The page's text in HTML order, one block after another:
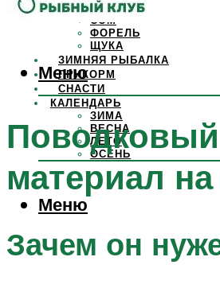
САЗАН
СОМ
ФОРЕЛЬ
ЩУКА
ЗИМНЯЯ РЫБАЛКА
ПРИКОРМ
СНАСТИ
КАЛЕНДАРЬ
ЗИМА
ВЕСНА
ЛЕТО
ОСЕНЬ
Меню
Меню
Поводковый
материал
Зачем он